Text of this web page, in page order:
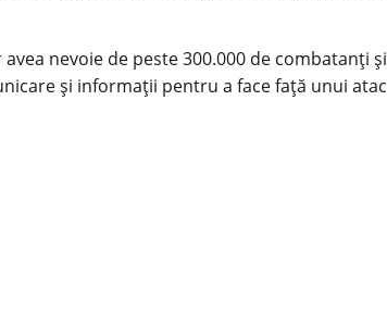
nevoie de peste 300.000 de combatanți
și informații pentru a face față unui